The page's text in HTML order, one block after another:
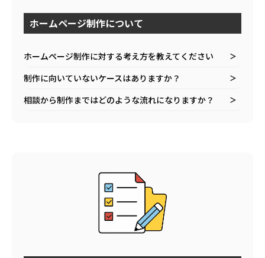
ホームページ制作について
ホームページ制作に対する考え方を教えてください ＞
制作に向いていないケースはありますか？ ＞
相談から制作まではどのような流れになりますか？ ＞